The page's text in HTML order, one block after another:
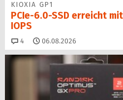
KIOXIA GP1
PCIe-6.0-SSD erreicht
IOPS
4 Kommentare
06.08.2026